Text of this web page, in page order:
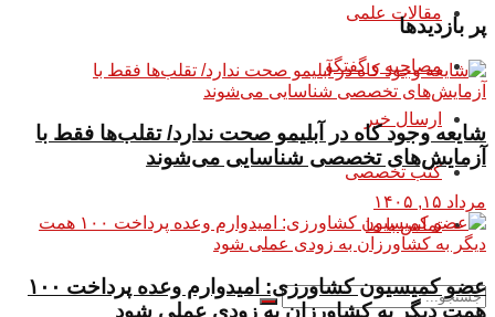
مقالات علمی
مصاحبه و گفتگو
ارسال خبر
کتب تخصصی
تماس با ما
پر بازدیدها
شایعه وجود کاه در آبلیمو صحت ندارد/ تقلب‌ها فقط با
آزمایش‌های تخصصی شناسایی می‌شوند
مرداد ۱۵, ۱۴۰۵
عضو کمیسیون کشاورزی: امیدوارم وعده پرداخت ۱۰۰
همت دیگر به کشاورزان به زودی عملی شود